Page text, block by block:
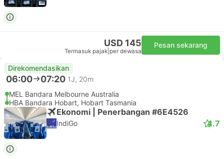
USD 145
Termasuk pajak per dewasa
Pesan sekarang
Direkomendasikan
06:00 07:20 1J, 20m
MEL Bandara Melbourne Australia
HBA Bandara Hobart, Hobart Tasmania
Ekonomi | Penerbangan #6E4526
IndiGo 4.7